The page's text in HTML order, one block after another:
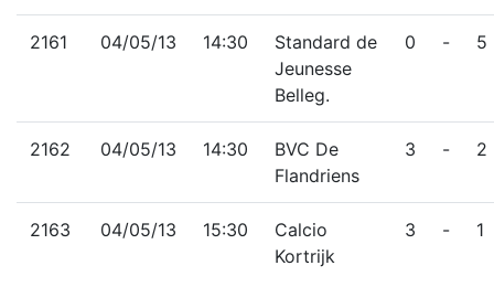
2161 04/05/13 14:30
Standard de
Jeunesse
Belleg.
0 - 5
2162 04/05/13 14:30
BVC De
Flandriens
3 - 2
2163 04/05/13 15:30
Calcio
Kortrijk
3 - 1